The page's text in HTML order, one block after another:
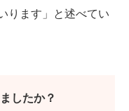
ります」と述べてい
したか？